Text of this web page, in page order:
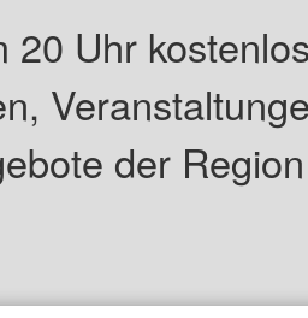
20 Uhr
der